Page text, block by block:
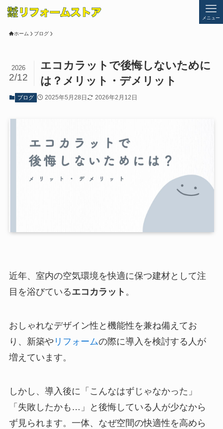
メニュー
ホーム ブログ
エコカラットで後悔しないために
は？メリット・デメリット
2026
2/12
ブログ 2025年5月28日 2026年2月12日
近年、室内の空気環境を快適に保つ建材として注
目を浴びているエコカラット 。
おしゃれなデザイン性と機能性を兼ね備えてお
り、新築や リフォームの際に導入を検討する人が
増えています。
しかし、導入後に「こんなはずじゃなかった」
「失敗したかも…」と後悔している人が少なから
ず見られます。一体、なぜ空間の快適性を高めら